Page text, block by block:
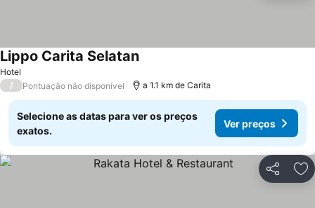
Hotel
Lippo Carita Selatan
/ Pontuação não disponível a 1.1 km de Carita
Selecione as datas para ver os preços
exatos.
Ver preços
Partilhar